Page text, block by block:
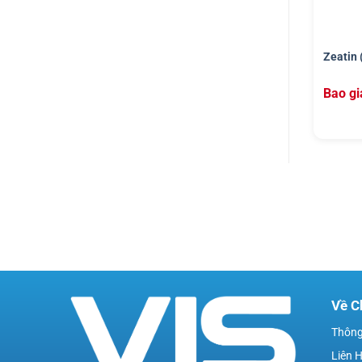
Zeatin
Bao
Về
Liên